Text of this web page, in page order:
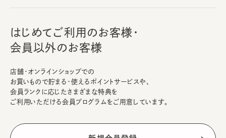
はじめてご利用のお客様・
会員以外のお客様
店舗・オンラインショップでの
お買いもので貯まる・使えるポイントサービスや、
会員ランクに応じたさまざまな特典を
ご利用いただける会員プログラムをご用意しています。